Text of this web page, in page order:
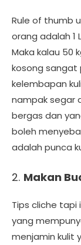
Rule of thumb
orang adalah 1
Maka kalau 50
kosong sangat
kelembapan
nampak segar
bergas dan
boleh
adalah punca
2. Makan
Tips cliche tapi
yang
menjamin kulit